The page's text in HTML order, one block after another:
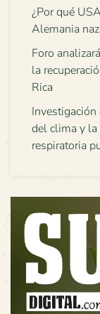
¿Por qué
Alemania
Foro
la
Rica
del clima y
respiratoria